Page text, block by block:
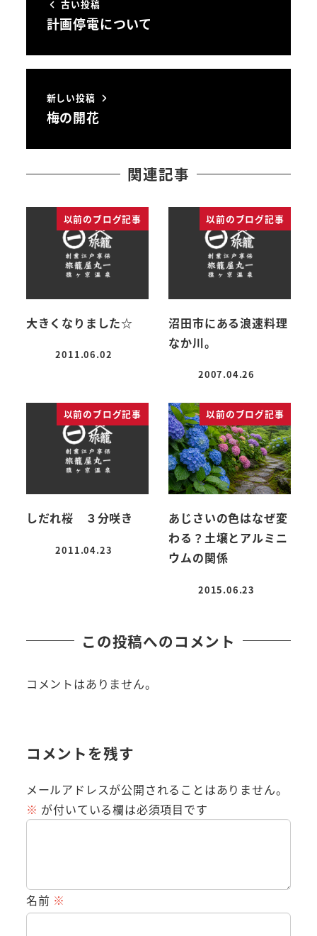
古い投稿
計画停電について
新しい投稿
梅の開花
関連記事
以前のブログ記事
大きくなりました☆
投稿日
2011.06.02
以前のブログ記事
沼田市にある浪速料理
なか川。
投稿日
2007.04.26
以前のブログ記事
しだれ桜 ３分咲き
投稿日
2011.04.23
以前のブログ記事
あじさいの色はなぜ変
わる？土壌とアルミニ
ウムの関係
投稿日
2015.06.23
この投稿へのコメント
コメントはありません。
コメントを残す
メールアドレスが公開されることはありません。
※ が付いている欄は必須項目です
名前 ※